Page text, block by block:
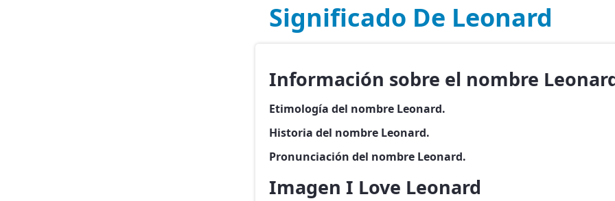
Significado De Leonard
Información sobre el nombre
Etimología del nombre Leonard.
Historia del nombre Leonard.
Pronunciación del nombre Leonard.
Imagen I Love Leonard